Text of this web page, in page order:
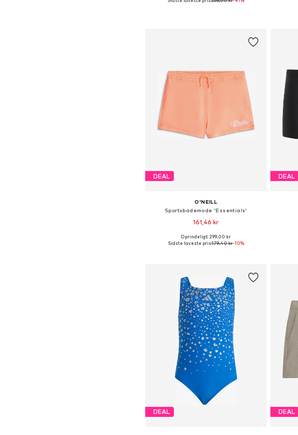
Tilgængelige størrelser: 152
DEAL
O'NEILL
Sportsbademode 'Essentials'
161,46 kr
Oprindeligt: 299,00 kr
Sidste laveste pris:179,40 kr-10%
DEAL
DEAL DEAL